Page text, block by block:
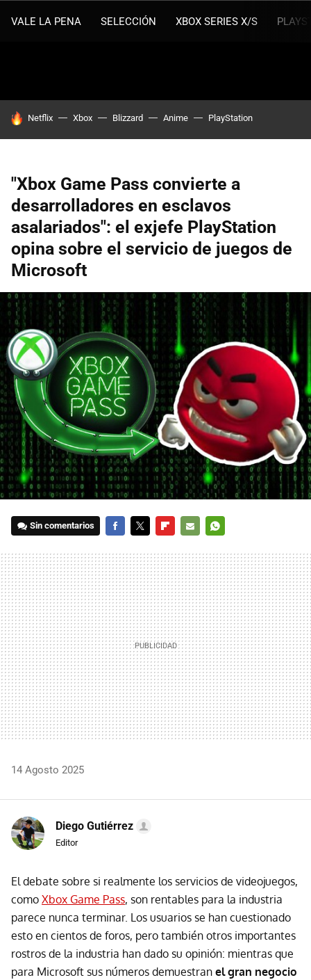
VALE LA PENA SELECCIÓN XBOX SERIES X/S
HOY SE HABLA DE
Netflix Xbox Blizzard Anime PlayStation
"Xbox Game Pass convierte a
desarrolladores en esclavos
asalariados": el exjefe PlayStation
opina sobre el servicio de juegos de
Microsoft
Sin comentarios
MAIL
14 Agosto 2025
Diego Gutiérrez
Editor
El debate sobre si realmente los servicios de videojuegos,
como Xbox Game Pass, son rentables para la industria
parece nunca terminar. Los usuarios se han cuestionado
esto en cientos de foros, pero también otros importantes
rostros de la industria han dado su opinión: mientras que
para Microsoft sus números demuestran el gran negocio